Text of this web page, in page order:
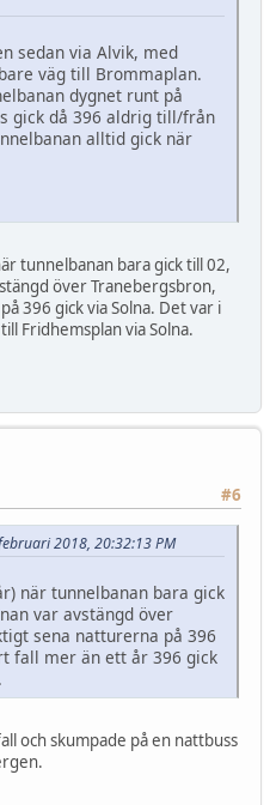
sedan via Alvik, med
väg till Brommaplan.
dygnet runt på
gick då 396 aldrig till/från
alltid gick när
tunnelbanan bara gick till 02,
över Tranebergsbron,
396 gick via Solna. Det var i
Fridhemsplan via Solna.
#6
2018, 20:32:13 PM
när tunnelbanan bara gick
var avstängd över
sena natturerna på 396
fall mer än ett år 396 gick
och skumpade på en nattbuss